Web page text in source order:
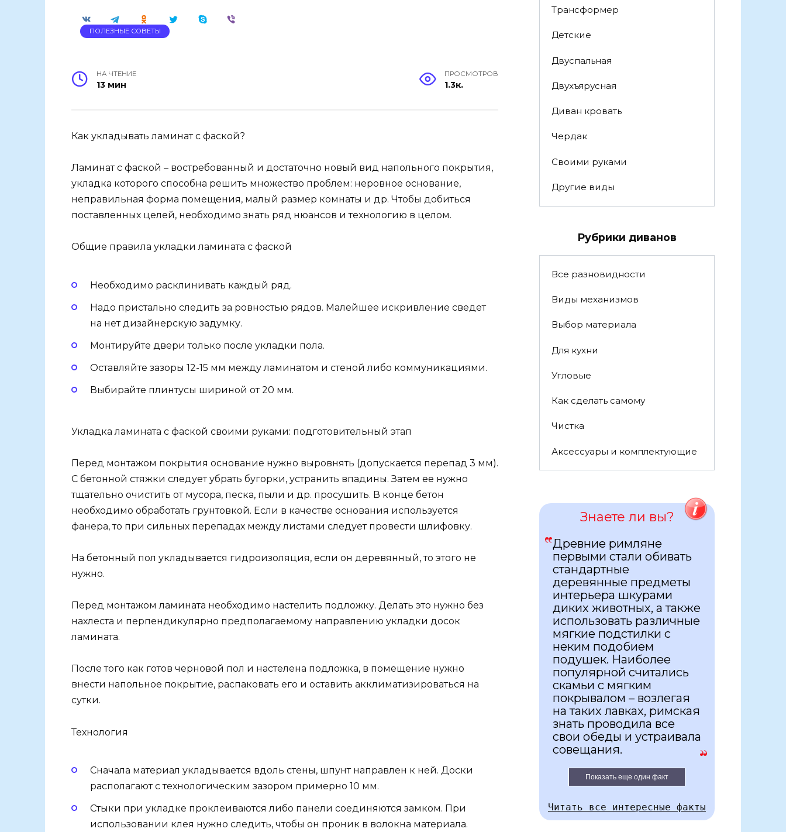
ПОЛЕЗНЫЕ СОВЕТЫ
НА ЧТЕНИЕ
13 мин
ПРОСМОТРОВ
1.3к.
Как укладывать ламинат с фаской?
Ламинат с фаской – востребованный и достаточно новый вид напольного покрытия,
укладка которого способна решить множество проблем: неровное основание,
неправильная форма помещения, малый размер комнаты и др. Чтобы добиться
поставленных целей, необходимо знать ряд нюансов и технологию в целом.
Общие правила укладки ламината с фаской
Необходимо расклинивать каждый ряд.
Надо пристально следить за ровностью рядов. Малейшее искривление сведет
на нет дизайнерскую задумку.
Монтируйте двери только после укладки пола.
Оставляйте зазоры 12-15 мм между ламинатом и стеной либо коммуникациями.
Выбирайте плинтусы шириной от 20 мм.
Укладка ламината с фаской своими руками: подготовительный этап
Перед монтажом покрытия основание нужно выровнять (допускается перепад 3 мм).
С бетонной стяжки следует убрать бугорки, устранить впадины. Затем ее нужно
тщательно очистить от мусора, песка, пыли и др. просушить. В конце бетон
необходимо обработать грунтовкой. Если в качестве основания используется
фанера, то при сильных перепадах между листами следует провести шлифовку.
На бетонный пол укладывается гидроизоляция, если он деревянный, то этого не
нужно.
Перед монтажом ламината необходимо настелить подложку. Делать это нужно без
нахлеста и перпендикулярно предполагаемому направлению укладки досок
ламината.
После того как готов черновой пол и настелена подложка, в помещение нужно
внести напольное покрытие, распаковать его и оставить акклиматизироваться на
сутки.
Технология
Сначала материал укладывается вдоль стены, шпунт направлен к ней. Доски
располагают с технологическим зазором примерно 10 мм.
Стыки при укладке проклеиваются либо панели соединяются замком. При
использовании клея нужно следить, чтобы он проник в волокна материала.
Трансформер
Детские
Двуспальная
Двухъярусная
Диван кровать
Чердак
Своими руками
Другие виды
Рубрики диванов
Все разновидности
Виды механизмов
Выбор материала
Для кухни
Угловые
Как сделать самому
Чистка
Аксессуары и комплектующие
Знаете ли вы?
Древние римляне
первыми стали обивать
стандартные
деревянные предметы
интерьера шкурами
диких животных, а также
использовать различные
мягкие подстилки с
неким подобием
подушек. Наиболее
популярной считались
скамьи с мягким
покрывалом – возлегая
на таких лавках, римская
знать проводила все
свои обеды и устраивала
совещания.
Показать еще один факт
Читать все интересные факты